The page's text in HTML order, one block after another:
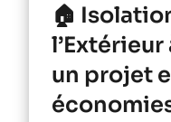
🏠
un projet